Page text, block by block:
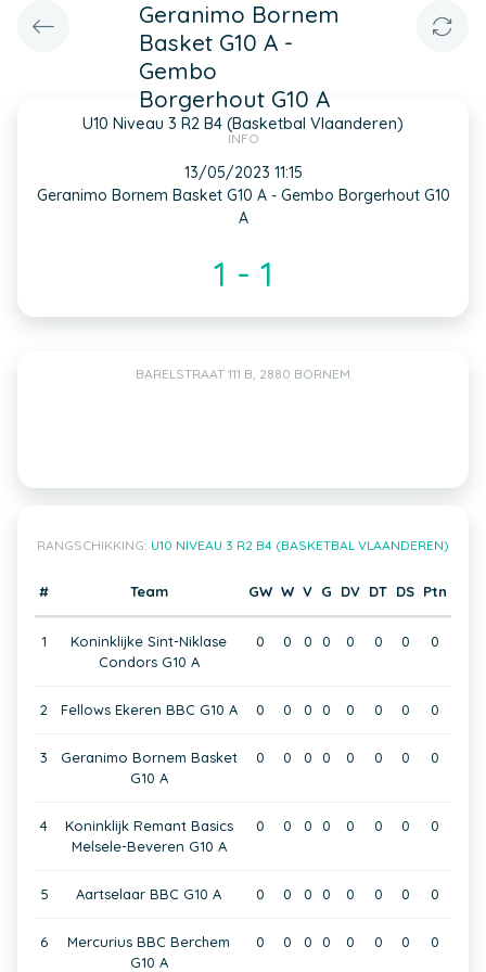
Geranimo Bornem
Basket G10 A -
Gembo
Borgerhout G10 A
U10 Niveau 3 R2 B4 (Basketbal Vlaanderen)
INFO
13/05/2023 11:15
Geranimo Bornem Basket G10 A - Gembo Borgerhout G10
A
1 - 1
BARELSTRAAT 111 B, 2880 BORNEM
RANGSCHIKKING: U10 NIVEAU 3 R2 B4 (BASKETBAL VLAANDEREN)
# Team GW W V G DV DT DS Ptn
1
Koninklijke Sint-Niklase
Condors G10 A
0 0 0 0 0 0 0 0
2 Fellows Ekeren BBC G10 A 0 0 0 0 0 0 0 0
3
Geranimo Bornem Basket
G10 A
0 0 0 0 0 0 0 0
4
Koninklijk Remant Basics
Melsele-Beveren G10 A
0 0 0 0 0 0 0 0
5 Aartselaar BBC G10 A 0 0 0 0 0 0 0 0
6
Mercurius BBC Berchem
G10 A
0 0 0 0 0 0 0 0